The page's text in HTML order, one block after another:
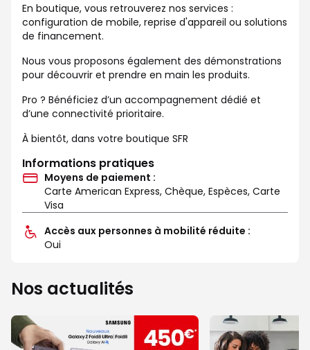
En boutique, vous retrouverez nos services :
configuration de mobile, reprise d'appareil ou solutions
de financement.
Nous vous proposons également des démonstrations
pour découvrir et prendre en main les produits.
Pro ? Bénéficiez d’un accompagnement dédié et
d’une connectivité prioritaire.
À bientôt, dans votre boutique SFR
Informations pratiques
Moyens de paiement :
Carte American Express, Chèque, Espèces, Carte
Visa
Accès aux personnes à mobilité réduite :
Oui
Nos actualités